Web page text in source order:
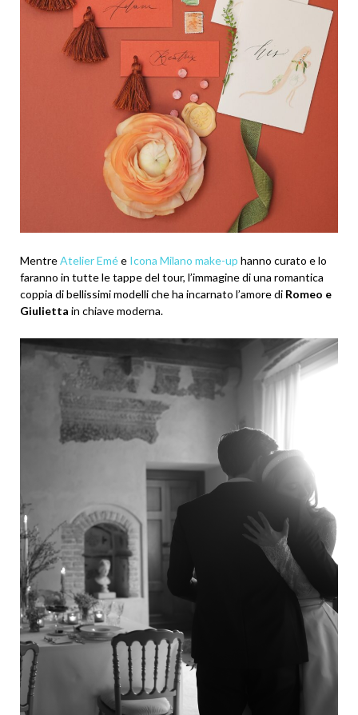
MentreAtelier Emée Icona Milano make-up hanno curato e lo
faranno in tutte le tappe del tour, l’immagine di una romantica
coppia di bellissimi modelli che ha incarnato l’amore di Romeo e
Giulietta in chiave moderna.